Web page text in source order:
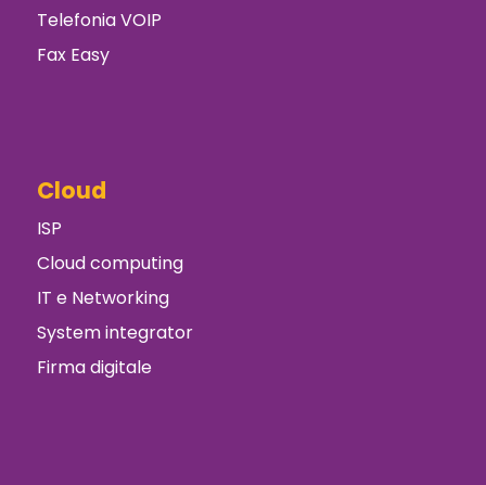
Telefonia VOIP
Fax Easy
Cloud
ISP
Cloud computing
IT e Networking
System integrator
Firma digitale